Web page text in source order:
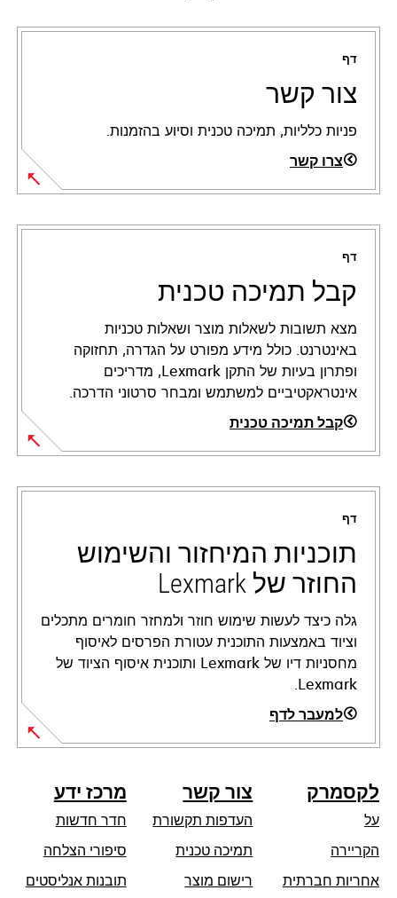
דף
צור קשר
פניות כלליות, תמיכה טכנית וסיוע בהזמנות.
צרו קשר
דף
קבל תמיכה טכנית
מצא תשובות לשאלות מוצר ושאלות טכניות
באינטרנט. כולל מידע מפורט על הגדרה, תחזוקה
ופתרון בעיות של התקן Lexmark, מדריכים
אינטראקטיביים למשתמש ומבחר סרטוני הדרכה.
קבל תמיכה טכנית
opens
in
new
tab
דף
תוכניות המיחזור והשימוש
החוזר של Lexmark
גלה כיצד לעשות שימוש חוזר ולמחזר חומרים מתכלים
וציוד באמצעות התוכנית עטורת הפרסים לאיסוף
מחסניות דיו של Lexmark ותוכנית איסוף הציוד של
Lexmark.
למעבר לדף
לקסמרק
על
הקריירה
אחריות חברתית
צור קשר
העדפות תקשורת
תמיכה טכניתopens
רישום מוצר
מרכז ידע
חדר חדשות
סיפורי הצלחה
תובנות אנליסטים